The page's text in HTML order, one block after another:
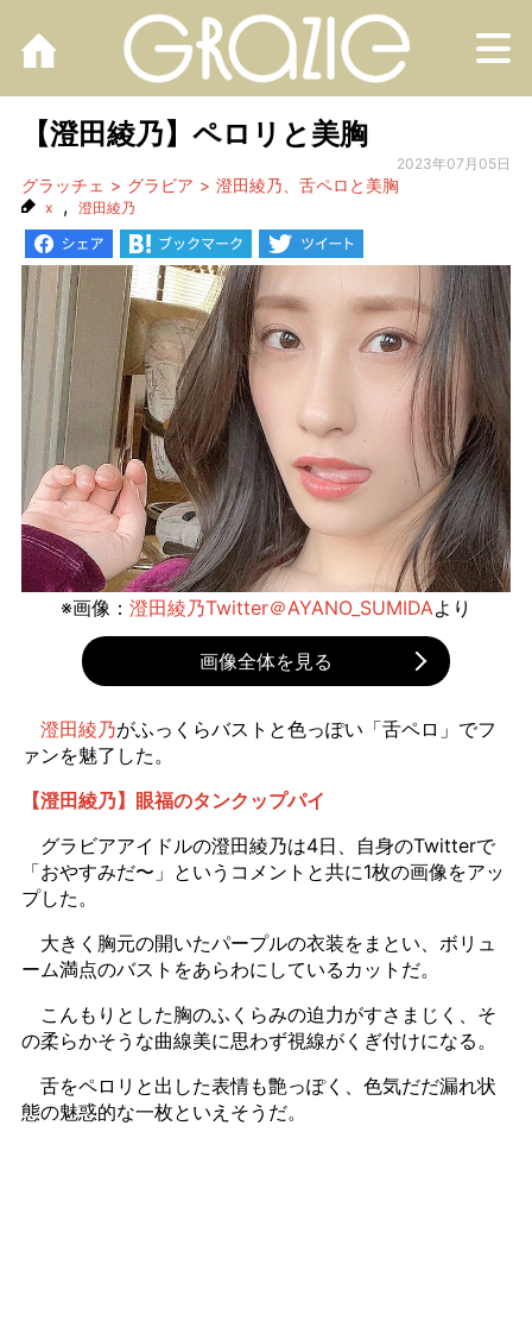
【澄田綾乃】ペロリと美胸
2023年07月05日
グラッチェ グラビア 澄田綾乃、舌ペロと美胸
x , 澄田綾乃
※画像： 澄田綾乃Twitter＠AYANO_SUMIDAより
画像全体を見る
澄田綾乃がふっくらバストと色っぽい「舌ペロ」でフ
ァンを魅了した。
【澄田綾乃】眼福のタンクップパイ
グラビアアイドルの澄田綾乃は4日、自身のTwitterで
「おやすみだ〜」というコメントと共に1枚の画像をアッ
プした。
大きく胸元の開いたパープルの衣装をまとい、ボリュ
ーム満点のバストをあらわにしているカットだ。
こんもりとした胸のふくらみの迫力がすさまじく、そ
の柔らかそうな曲線美に思わず視線がくぎ付けになる。
舌をペロリと出した表情も艶っぽく、色気だだ漏れ状
態の魅惑的な一枚といえそうだ。